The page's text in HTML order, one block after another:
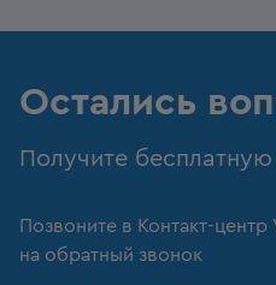
Остались
Получите
Позвоните в Контакт-центр
на обратный звонок